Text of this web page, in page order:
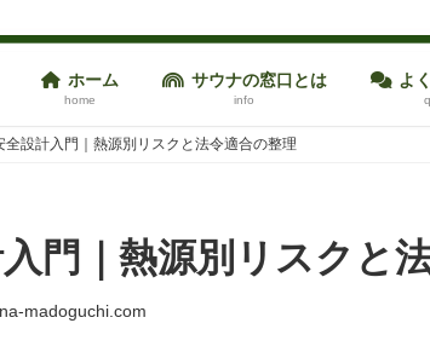
ホーム
home
サウナの窓口とは
info
よ
全設計入門｜熱源別リスクと法令適合の整理
門｜熱源別リスクと
madoguchi.com